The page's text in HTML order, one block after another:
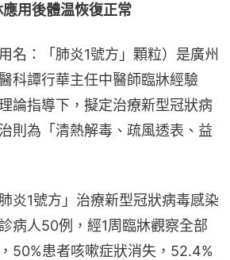
用後體温恢復正常
名：「肺炎1號方」顆粒）是廣州
科譚行華主任中醫師臨牀經驗
論指導下，擬定治療新型冠狀病
則為「清熱解毒、疏風透表、益
炎1號方」治療新型冠狀病毒感染
病人50例，經1周臨牀觀察全部
50%患者咳嗽症狀消失，52.4%